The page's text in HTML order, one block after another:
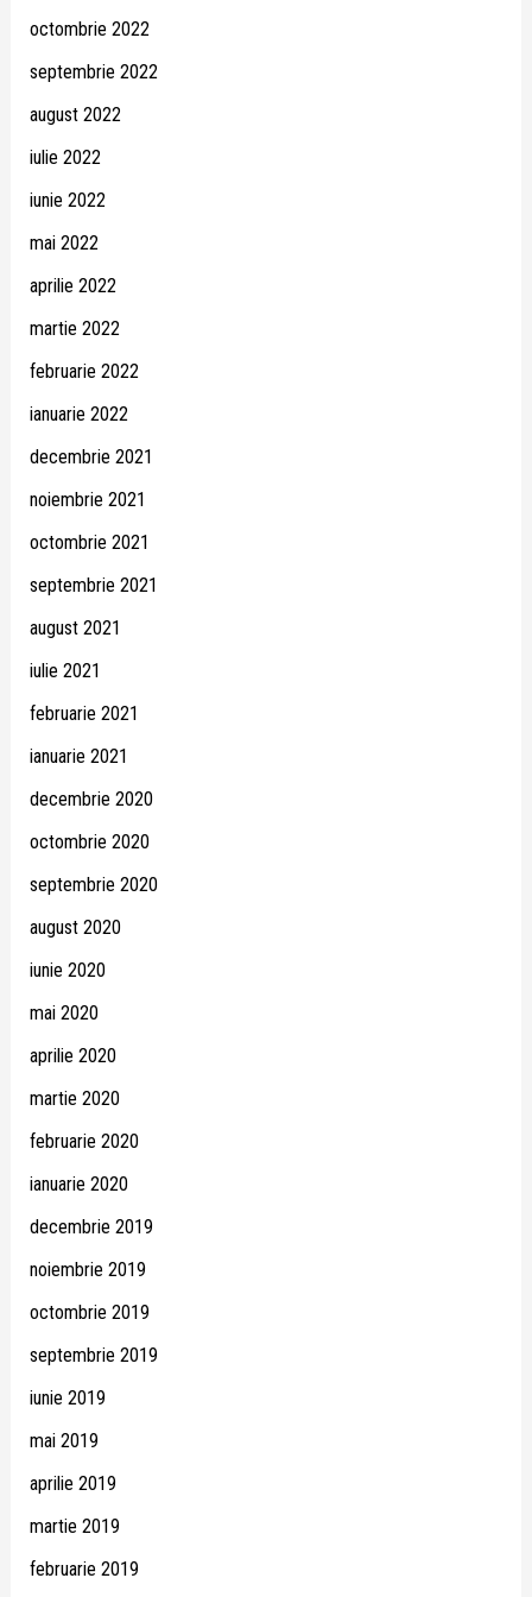
octombrie 2022
septembrie 2022
august 2022
iulie 2022
iunie 2022
mai 2022
aprilie 2022
martie 2022
februarie 2022
ianuarie 2022
decembrie 2021
noiembrie 2021
octombrie 2021
septembrie 2021
august 2021
iulie 2021
februarie 2021
ianuarie 2021
decembrie 2020
octombrie 2020
septembrie 2020
august 2020
iunie 2020
mai 2020
aprilie 2020
martie 2020
februarie 2020
ianuarie 2020
decembrie 2019
noiembrie 2019
octombrie 2019
septembrie 2019
iunie 2019
mai 2019
aprilie 2019
martie 2019
februarie 2019